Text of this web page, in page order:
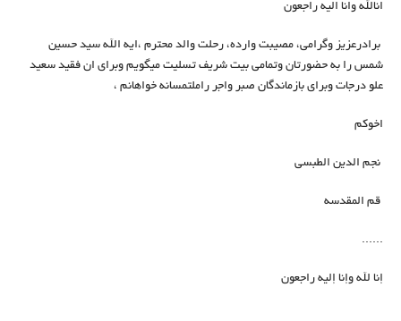
انالله وانا الیه راجعون
برادرعزیز وگرامی، مصیبت وارده، رحلت والد محترم ،ایه الله سید حسین
شمس را به حضورتان وتمامی بیت شریف تسلیت میگویم وبرای ان فقید سعید
علو درجات وبرای بازماندگان صبر واجر راملتمسانه خواهانم ،
اخوکم
نجم الدین الطبسی
قم المقدسه
......
إنا لله وإنا إليه راجعون